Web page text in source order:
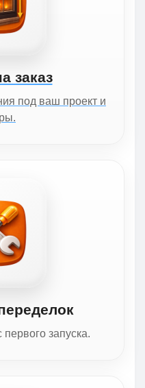
заказ
под ваш проект и
запуска.